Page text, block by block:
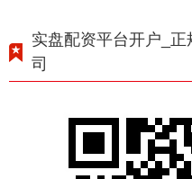
实盘配资平台开户_
司